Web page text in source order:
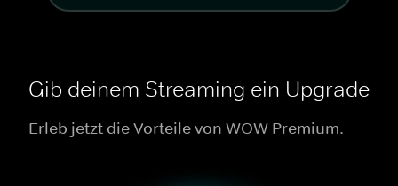
Gib deinem Streaming ein Upgrade
Erleb jetzt die Vorteile von WOW Premium.